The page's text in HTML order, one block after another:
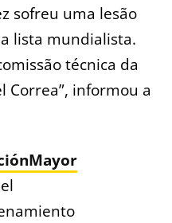
sofreu uma lesão
lista mundialista.
técnica da
Correa”, informou a